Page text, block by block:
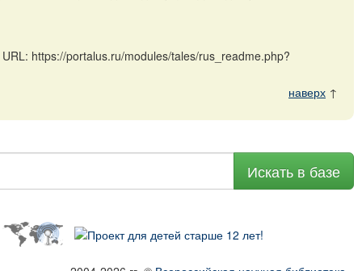
https://portalus.ru/modules/tales/rus_readme.php?
наверх ↑
Искать в базе